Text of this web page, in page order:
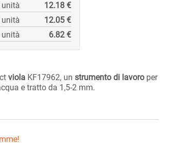
12.18 €
12.05 €
6.82 €
viola KF17962, un strumento di lavoro per
e tratto da 1,5-2 mm.